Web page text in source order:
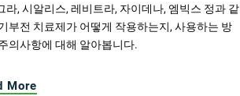
라, 시알리스, 레비트라, 자이데나, 엠빅스 정과 같
부전 치료제가 어떻게 작용하는지, 사용하는 방
의사항에 대해 알아봅니다.
More